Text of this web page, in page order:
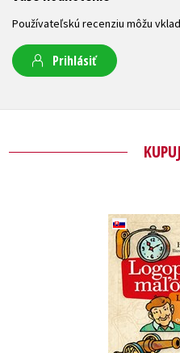
Používateľskú recenziu môžu
Prihlásiť